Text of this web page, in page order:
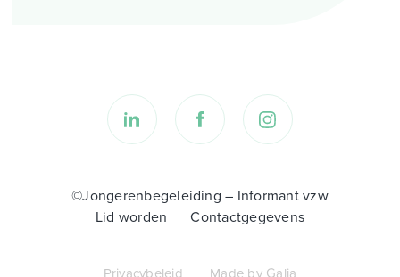
©Jongerenbegeleiding – Informant vzw
Lid worden
Contactgegevens